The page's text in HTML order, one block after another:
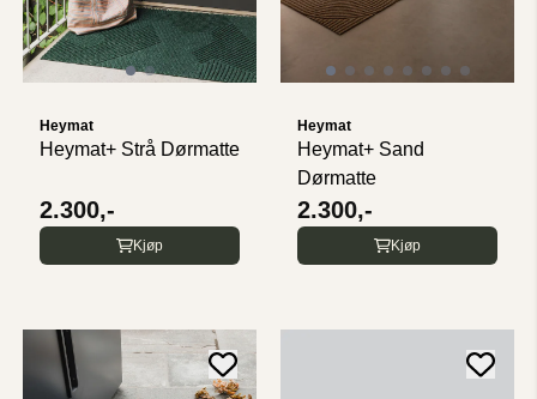
Heymat
Heymat+ Strå Dørmatte
2.300,-
Kjøp
Heymat
Heymat+ Sand
Dørmatte
2.300,-
Kjøp